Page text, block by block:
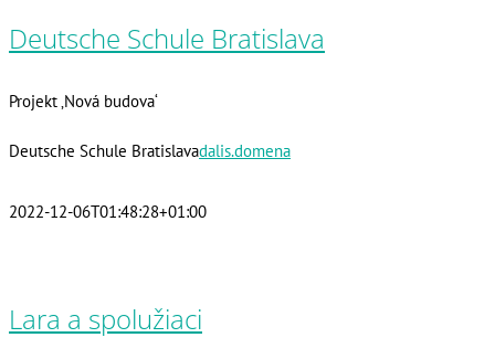
Deutsche Schule Bratislava
Projekt ‚Nová budova‘
Deutsche Schule Bratislavadalis.domena
2022-12-06T01:48:28+01:00
Lara a spolužiaci